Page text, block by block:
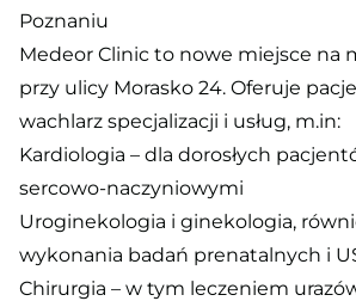
Poznaniu
Medeor Clinic to nowe miejsce na
przy ulicy Morasko 24. Oferuje
wachlarz specjalizacji i usług, m.in:
Kardiologia – dla dorosłych
sercowo-naczyniowymi
Uroginekologia i ginekologia,
wykonania badań prenatalnych i
Chirurgia – w tym leczeniem